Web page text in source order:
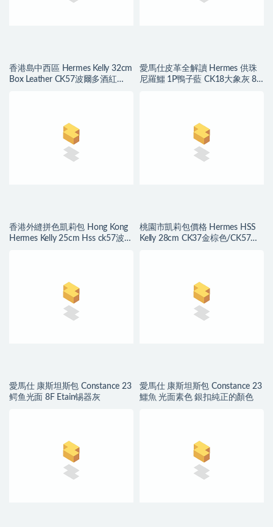
香港島中西區 Hermes Kelly 32cm
Box Leather CK57波爾多酒紅
愛馬仕皮革全解讀 Hermes 供珠
尼羅鱷 1P鴨子藍 CK18大象灰 8U
香港外縫拼色凱莉包 Hong Kong
Hermes Kelly 25cm Hss ck57波爾
桃園市凱莉包價格 Hermes HSS
Kelly 28cm CK37金棕色/CK57波
愛馬仕 康斯坦斯包 Constance 23
鳄鱼光面 8F Etain锡器灰
愛馬仕 康斯坦斯包 Constance 23
鱷魚 光面素色 銀扣純正的顏色